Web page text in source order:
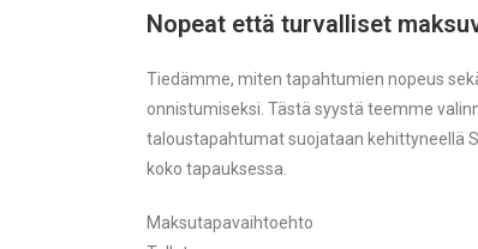
Nopeat että turvalliset
Tiedämme, miten tapahtumien nopeus
onnistumiseksi. Tästä syystä teemme
taloustapahtumat suojataan kehittyneellä
koko tapauksessa.
Maksutapavaihtoehto